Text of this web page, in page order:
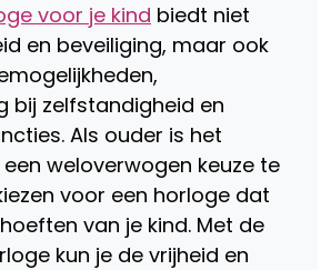
voor je kind biedt niet
en beveiliging, maar ook
bij zelfstandigheid en
Als ouder is het
weloverwogen keuze te
voor een horloge dat
van je kind. Met de
kun je de vrijheid en